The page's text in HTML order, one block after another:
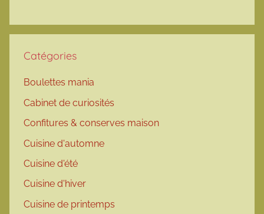
Catégories
Boulettes mania
Cabinet de curiosités
Confitures & conserves maison
Cuisine d'automne
Cuisine d'été
Cuisine d'hiver
Cuisine de printemps